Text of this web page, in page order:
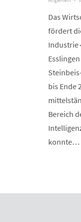
Das
fördert
Industrie
bis Ende
Bereich
konnte…